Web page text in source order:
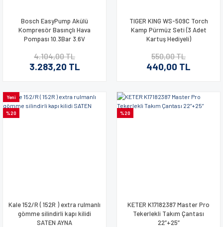
Bosch EasyPump Akülü
Kompresör Basınçlı Hava
Pompası 10.3Bar 3.6V
4.104,00 TL
3.283,20 TL
TIGER KING WS-509C Torch
Kamp Pürmüz Seti (3 Adet
Kartuş Hediyeli)
550,00 TL
440,00 TL
%20
Yeni
Kale 152/R ( 152R ) extra rulmanlı
gömme silindirli kapı kilidi
SATEN AYNA
%20
KETER K17182387 Master Pro
Tekerlekli Takım Çantası
22”+25”